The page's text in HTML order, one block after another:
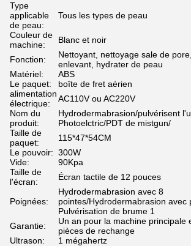
Type
applicable
de peau:
Tous les types de peau
Couleur de
machine:
Blanc et noir
Fonction:
Nettoyant, nettoyage sale de
enlevant, hydrater de peau
Matériel:
ABS
Le paquet:
boîte de fret aérien
alimentation
électrique:
AC110V ou AC220V
Nom du
produit:
Hydrodermabrasion/pulvérisent
Photoelctric/PDT de mistgun/
Taille de
paquet:
115*47*54CM
Le pouvoir: 300W
Vide:
90Kpa
Taille de
l'écran:
Écran tactile de 12 pouces
Poignées:
Hydrodermabrasion avec 8
pointes/Hydrodermabrasion avec
Pulvérisation de brume 1
Garantie:
Un an pour la machine principale
pièces de rechange
Ultrason:
1 mégahertz